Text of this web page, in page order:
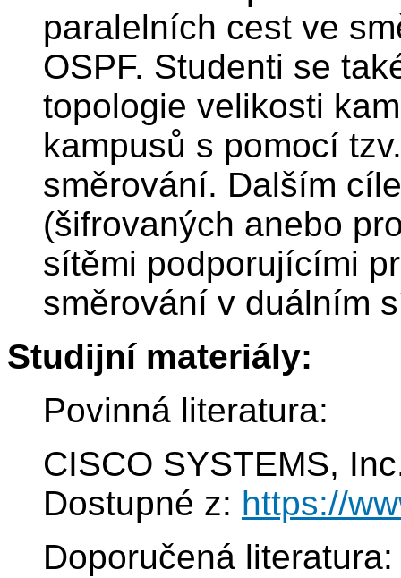
paralelních cest ve
OSPF. Studenti se
topologie velikosti
kampusů s pomocí
směrování. Dalším
(šifrovaných anebo
sítěmi podporujícími
směrování v duálním
Studijní materiály:
Povinná literatura:
CISCO SYSTEMS,
Dostupné z: https://
Doporučená literatura: